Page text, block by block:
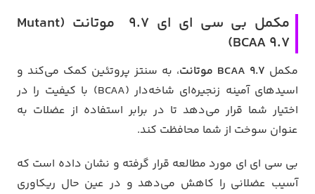
مکمل بی سی ای ای 9.7 موتانت (Mutant
BCAA 9.7)
مکمل BCAA 9.7 موتانت
، به سنتز پروتئین کمک می‌کند و
اسیدهای آمینه زنجیره‌ای شاخه‌دار (BCAA) با کیفیت را در
اختیار شما قرار می‌دهد تا در برابر استفاده از عضلات به
عنوان سوخت از شما محافظت کند.
بی سی ای ای مورد مطالعه قرار گرفته و نشان داده است که
آسیب عضلانی را کاهش می‌دهد و در عین حال ریکاوری